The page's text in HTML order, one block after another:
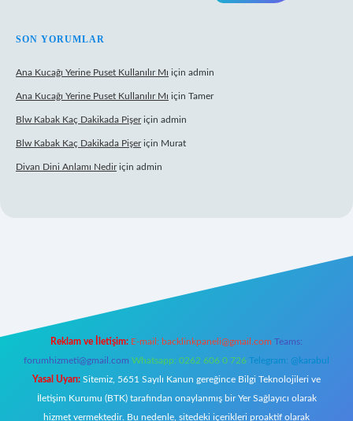
SON YORUMLAR
Ana Kucağı Yerine Puset Kullanılır Mı için admin
Ana Kucağı Yerine Puset Kullanılır Mı için Tamer
Blw Kabak Kaç Dakikada Pişeriçin admin
Blw Kabak Kaç Dakikada Pişeriçin Murat
Divan Dini Anlamı Nediriçin admin
Reklam ve İletişim: E-mail: backlinkpaneli@gmail.com Teams:
forumhizmeti@gmail.com Whatsapp: 0262 606 0 726 Telegram: @karabul
Yasal Uyarı: Sitemiz, 5651 Sayılı Kanun gereğince Bilgi Teknolojileri ve
İletişim Kurumu (BTK) tarafından onaylanmış bir Yer Sağlayıcı olarak
hizmet vermektedir. Bu nedenle, sitedeki içerikleri proaktif olarak